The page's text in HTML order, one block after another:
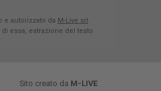
e autorizzato da M-Live srl.
essa, estrazione del testo
Sito creato da M-LIVE